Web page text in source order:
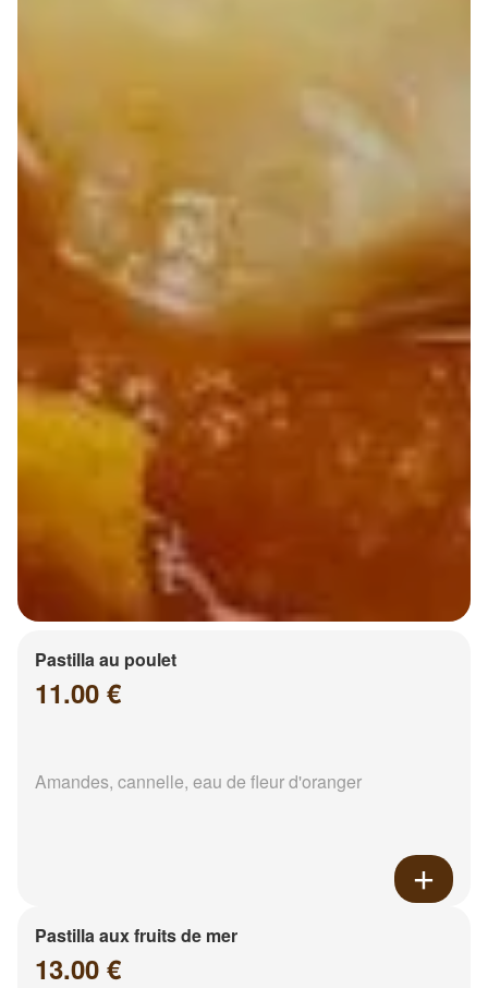
Pastilla au poulet
11.00 €
Amandes, cannelle, eau de fleur d'oranger
Pastilla aux fruits de mer
13.00 €